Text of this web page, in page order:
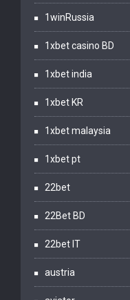
1winRussia
1xbet casino BD
1xbet india
1xbet KR
1xbet malaysia
1xbet pt
22bet
22Bet BD
22bet IT
austria